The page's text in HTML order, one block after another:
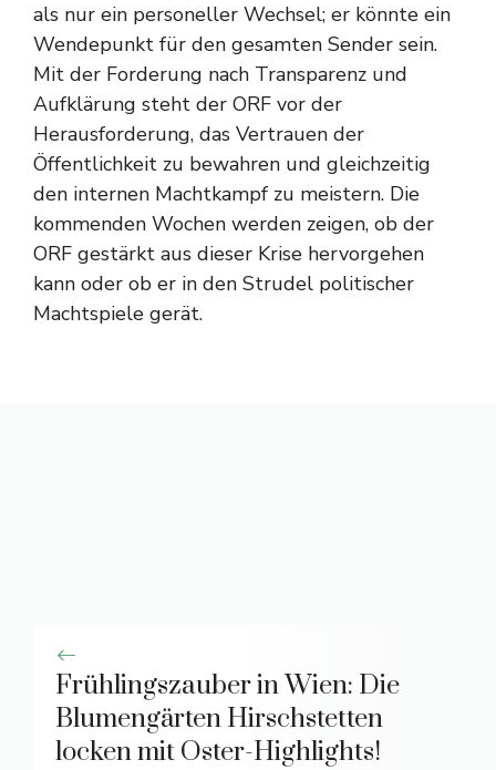
als nur ein personeller Wechsel; er könnte ein
Wendepunkt für den gesamten Sender sein.
Mit der Forderung nach Transparenz und
Aufklärung steht der ORF vor der
Herausforderung, das Vertrauen der
Öffentlichkeit zu bewahren und gleichzeitig
den internen Machtkampf zu meistern. Die
kommenden Wochen werden zeigen, ob der
ORF gestärkt aus dieser Krise hervorgehen
kann oder ob er in den Strudel politischer
Machtspiele gerät.
Frühlingszauber in Wien: Die
Blumengärten Hirschstetten
locken mit Oster-Highlights!